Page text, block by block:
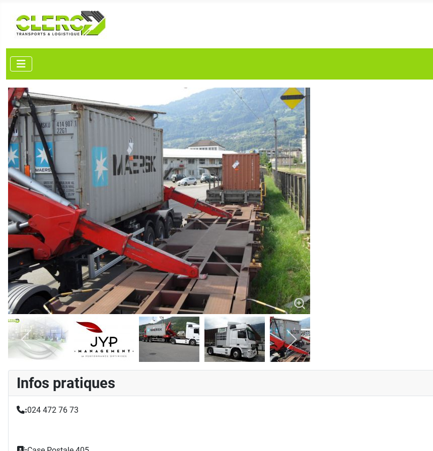
Infos pratiques
:024 472 76 73